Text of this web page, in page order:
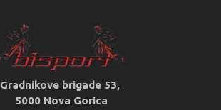
Gradnikove brigade 53,
5000 Nova Gorica